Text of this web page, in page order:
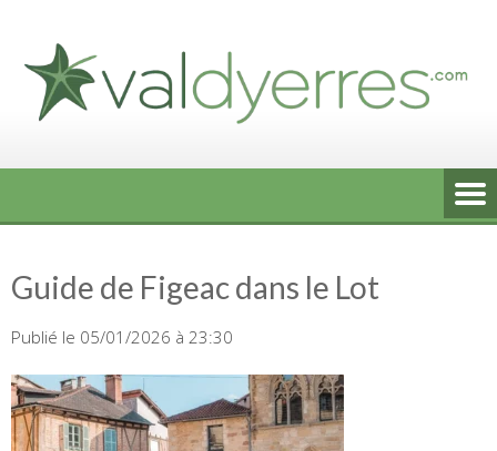
content
Guide de Figeac dans le Lot
Publié le 05/01/2026 à 23:30